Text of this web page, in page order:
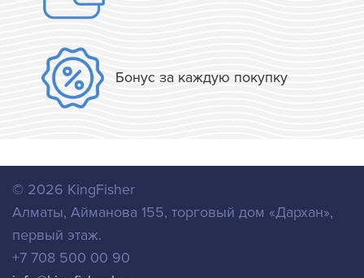
Бонус за каждую покупку
© 2026 KingFisher
Алматы, Айманова 155, торговый дом «Дархан»,
первый этаж.
+7 708 500 00 90